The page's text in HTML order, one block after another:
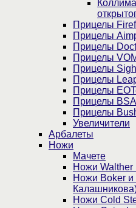
Прицелы
Прицелы
Прицелы
Прицелы
Прицелы
Прицелы
Прицелы
Прицелы BSA
Прицелы
Увеличители
Арбалеты
Ножи
Мачете
Ножи Walther
Ножи Boker и
Ножи Cold